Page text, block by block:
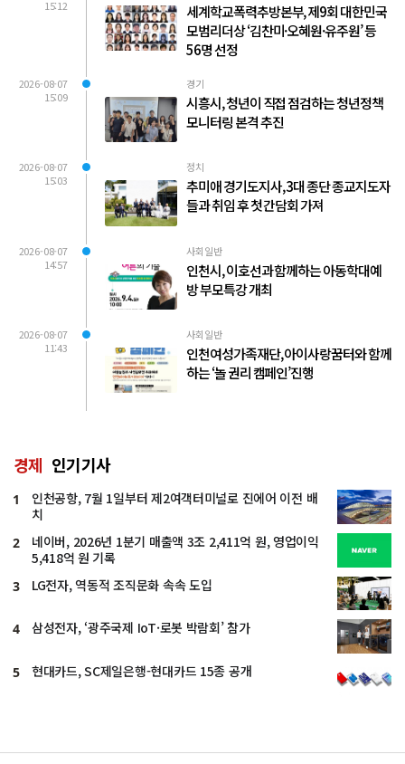
15:12
세계학교폭력추방본부, 제9회 대한민국
모범리더상 ‘김찬미·오혜원·유주원’ 등
56명 선정
2026-08-07
15:09
경기
시흥시, 청년이 직접 점검하는 청년정책
모니터링 본격 추진
2026-08-07
15:03
정치
추미애 경기도지사, 3대 종단 종교지도자
들과 취임 후 첫 간담회 가져
2026-08-07
14:57
사회일반
인천시, 이호선과 함께하는 아동학대예
방 부모특강 개최
2026-08-07
11:43
사회일반
인천여성가족재단, 아이사랑꿈터와 함께
하는 ‘놀 권리 캠페인’진행
경제 인기기사
1
인천공항, 7월 1일부터 제2여객터미널로 진에어 이전 배
치
2
네이버, 2026년 1분기 매출액 3조 2,411억 원, 영업이익
5,418억 원 기록
3 LG전자, 역동적 조직문화 속속 도입
4 삼성전자, ‘광주국제 IoT·로봇 박람회’ 참가
5 현대카드, SC제일은행-현대카드 15종 공개